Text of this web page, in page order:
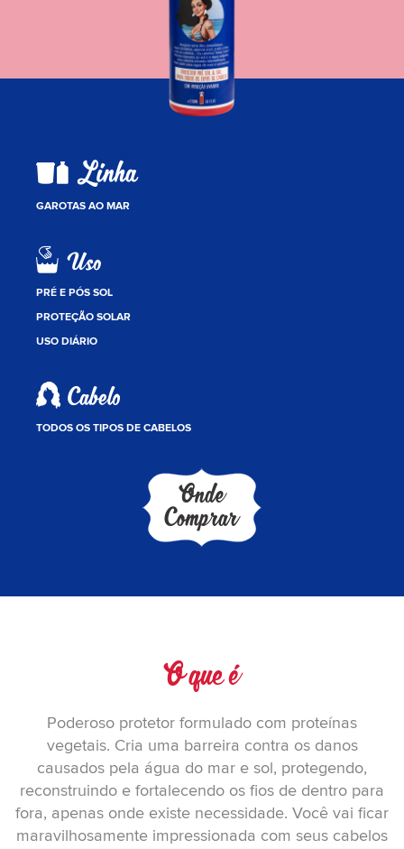
GAROTAS AO MAR
PRÉ E PÓS SOL
PROTEÇÃO SOLAR
USO DIÁRIO
TODOS OS TIPOS DE CABELOS
Onde
Comprar
O que é
Poderoso protetor formulado com proteínas
vegetais. Cria uma barreira contra os danos
causados pela água do mar e sol, protegendo,
reconstruindo e fortalecendo os fios de dentro para
fora, apenas onde existe necessidade. Você vai ficar
maravilhosamente impressionada com seus cabelos